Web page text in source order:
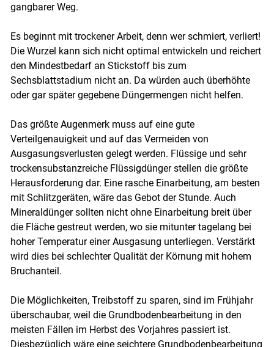
gangbarer Weg.
Es beginnt mit trockener Arbeit, denn wer schmiert, verliert!
Die Wurzel kann sich nicht optimal entwickeln und reichert
den Mindestbedarf an Stickstoff bis zum
Sechsblattstadium nicht an. Da würden auch überhöhte
oder gar später gegebene Düngermengen nicht helfen.
Das größte Augenmerk muss auf eine gute
Verteilgenauigkeit und auf das Vermeiden von
Ausgasungsverlusten gelegt werden. Flüssige und sehr
trockensubstanzreiche Flüssigdünger stellen die größte
Herausforderung dar. Eine rasche Einarbeitung, am besten
mit Schlitzgeräten, wäre das Gebot der Stunde. Auch
Mineraldünger sollten nicht ohne Einarbeitung breit über
die Fläche gestreut werden, wo sie mitunter tagelang bei
hoher Temperatur einer Ausgasung unterliegen. Verstärkt
wird dies bei schlechter Qualität der Körnung mit hohem
Bruchanteil.
Die Möglichkeiten, Treibstoff zu sparen, sind im Frühjahr
überschaubar, weil die Grundbodenbearbeitung in den
meisten Fällen im Herbst des Vorjahres passiert ist.
Diesbezüglich wäre eine seichtere Grundbodenbearbeitung